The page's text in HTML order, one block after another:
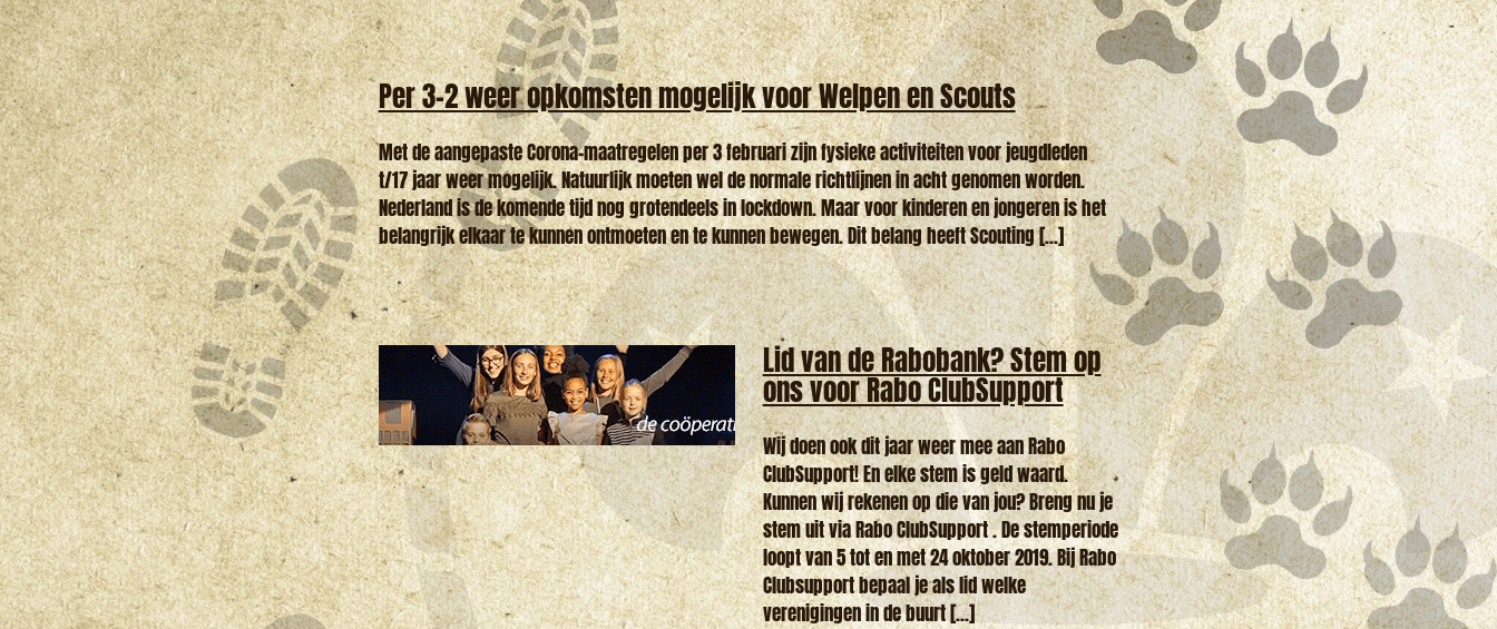
Per 3-2 weer opkomsten mogelijk voor Welpen en Scouts
Met de aangepaste Corona-maatregelen per 3 februari zijn fysieke activiteiten voor jeugdleden
t/17 jaar weer mogelijk. Natuurlijk moeten wel de normale richtlijnen in acht genomen worden.
Nederland is de komende tijd nog grotendeels in lockdown. Maar voor kinderen en jongeren is het
belangrijk elkaar te kunnen ontmoeten en te kunnen bewegen. Dit belang heeft Scouting [...]
Lid van de Rabobank? Stem op
ons voor Rabo ClubSupport
Wij doen ook dit jaar weer mee aan Rabo
ClubSupport! En elke stem is geld waard.
Kunnen wij rekenen op die van jou? Breng nu je
stem uit via Rabo ClubSupport . De stemperiode
loopt van 5 tot en met 24 oktober 2019. Bij Rabo
Clubsupport bepaal je als lid welke
verenigingen in de buurt [...]